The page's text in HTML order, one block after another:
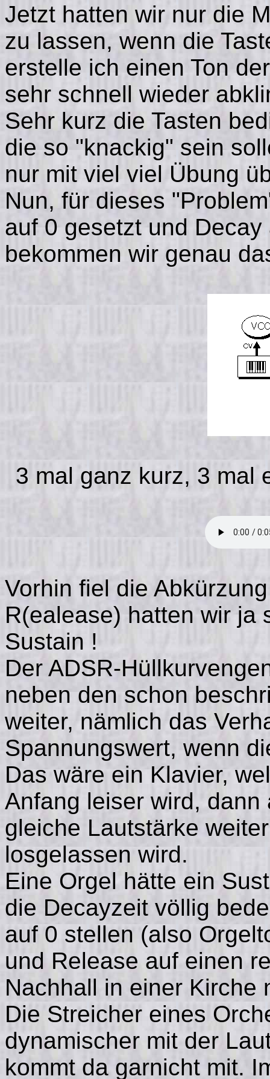
Jetzt hatten wir nur die
zu lassen, wenn die
erstelle ich einen Ton
sehr schnell wieder
Sehr kurz die Tasten
die so "knackig" sein
nur mit viel viel Übung
Nun, für dieses
auf 0 gesetzt und
bekommen wir genau
3 mal ganz kurz, 3 mal
Vorhin fiel die
R(ealease) hatten wir ja
Sustain !
Der ADSR-
neben den schon
weiter, nämlich das
Spannungswert, wenn
Das wäre ein Klavier,
Anfang leiser wird,
gleiche Lautstärke
losgelassen wird.
Eine Orgel hätte ein
die Decayzeit völlig
auf 0 stellen (also
und Release auf einen
Nachhall in einer Kirche
Die Streicher eines
dynamischer mit der
kommt da garnicht mit.